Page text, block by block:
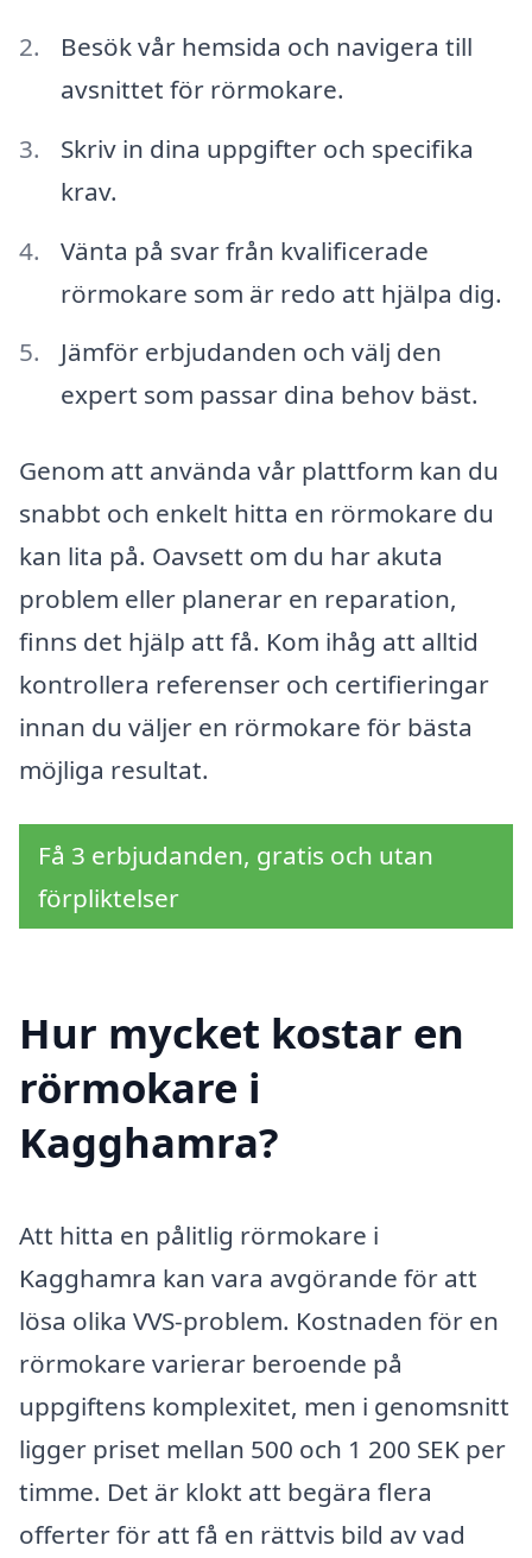
Besök vår hemsida och navigera till
avsnittet för rörmokare.
Skriv in dina uppgifter och specifika
krav.
Vänta på svar från kvalificerade
rörmokare som är redo att hjälpa dig.
Jämför erbjudanden och välj den
expert som passar dina behov bäst.
Genom att använda vår plattform kan du
snabbt och enkelt hitta en rörmokare du
kan lita på. Oavsett om du har akuta
problem eller planerar en reparation,
finns det hjälp att få. Kom ihåg att alltid
kontrollera referenser och certifieringar
innan du väljer en rörmokare för bästa
möjliga resultat.
Få 3 erbjudanden, gratis och utan
förpliktelser
Hur mycket kostar en
rörmokare i
Kagghamra?
Att hitta en pålitlig rörmokare i
Kagghamra kan vara avgörande för att
lösa olika VVS-problem. Kostnaden för en
rörmokare varierar beroende på
uppgiftens komplexitet, men i genomsnitt
ligger priset mellan 500 och 1 200 SEK per
timme. Det är klokt att begära flera
offerter för att få en rättvis bild av vad